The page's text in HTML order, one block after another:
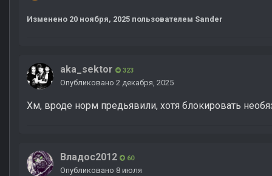
Изменено 20 ноября, 2025 пользователем Sander
aka_sektor 323
Опубликовано 2 декабря, 2025
Хм, вроде норм предьявили, хотя блокировать
Владос2012 60
Опубликовано 8 июля